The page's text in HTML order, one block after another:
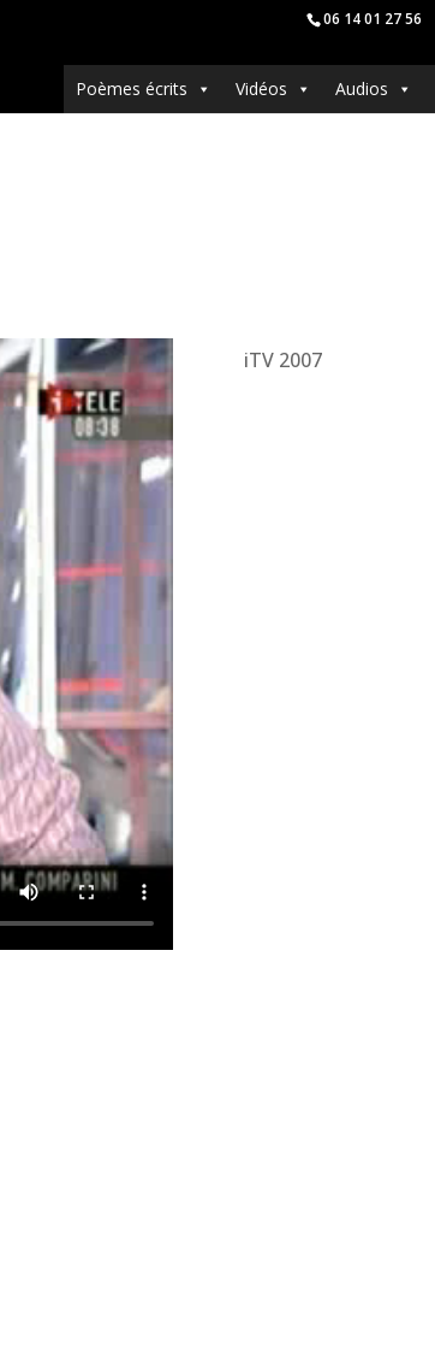
06 14 01 27 56
Poèmes écrits Vidéos Audios
iTV 2007